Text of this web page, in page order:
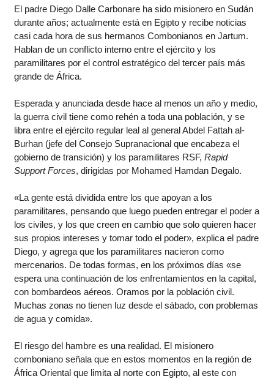
El padre Diego Dalle Carbonare ha sido misionero en Sudán
durante años; actualmente está en Egipto y recibe noticias
casi cada hora de sus hermanos Combonianos en Jartum.
Hablan de un conflicto interno entre el ejército y los
paramilitares por el control estratégico del tercer país más
grande de África.
Esperada y anunciada desde hace al menos un año y medio,
la guerra civil tiene como rehén a toda una población, y se
libra entre el ejército regular leal al general Abdel Fattah al-
Burhan (jefe del Consejo Supranacional que encabeza el
gobierno de transición) y los paramilitares RSF, Rapid
Support Forces, dirigidas por Mohamed Hamdan Degalo.
«La gente está dividida entre los que apoyan a los
paramilitares, pensando que luego pueden entregar el poder a
los civiles, y los que creen en cambio que solo quieren hacer
sus propios intereses y tomar todo el poder», explica el padre
Diego, y agrega que los paramilitares nacieron como
mercenarios. De todas formas, en los próximos días «se
espera una continuación de los enfrentamientos en la capital,
con bombardeos aéreos. Oramos por la población civil.
Muchas zonas no tienen luz desde el sábado, con problemas
de agua y comida».
El riesgo del hambre es una realidad. El misionero
comboniano señala que en estos momentos en la región de
África Oriental que limita al norte con Egipto, al este con